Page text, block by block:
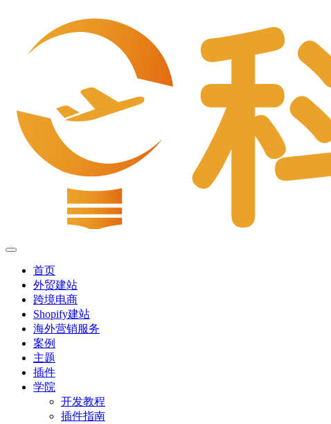
首页
外贸建站
跨境电商
Shopify建站
海外营销服务
案例
主题
插件
学院
开发教程
插件指南